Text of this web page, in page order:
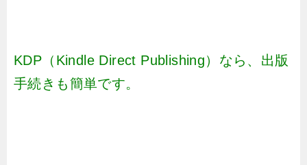
KDP（Kindle Direct Publishing）なら、出版
手続きも簡単です。